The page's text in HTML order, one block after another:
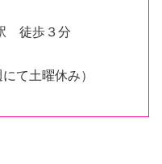
徒歩３分
て土曜休み）